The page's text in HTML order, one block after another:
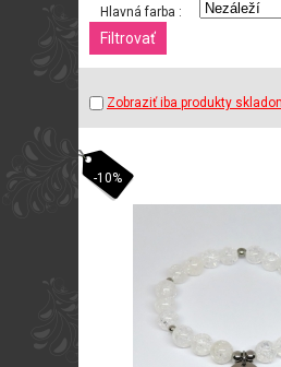
Hlavná farba :
Zobraziť iba produkty
-10%